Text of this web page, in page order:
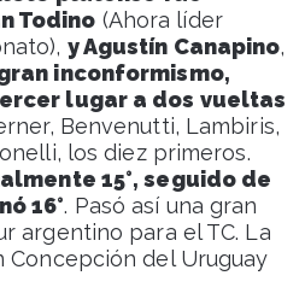
Todino (Ahora líder
y Agustín Canapino,
inconformismo,
lugar a dos vueltas
Benvenutti, Lambiris,
los diez primeros.
15°, seguido de
16°. Pasó así una gran
argentino para el TC. La
Concepción del Uruguay